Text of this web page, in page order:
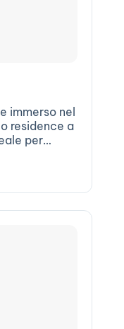
immerso nel
residence a
per